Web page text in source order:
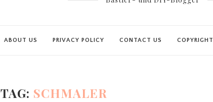
ABOUT US PRIVACY POLICY CONTACT US COPYRIGHT
TAG: SCHMALER